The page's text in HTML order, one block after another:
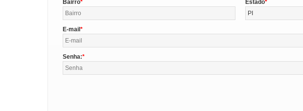
Bairro
Estado
PI
E-mail
Senha: